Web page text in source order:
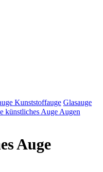
Kunststoffauge Glasauge
künstliches Auge Augen
Auge